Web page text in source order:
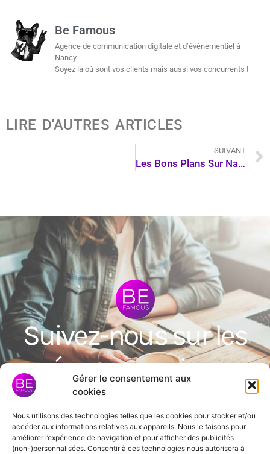
Gérer le consentement aux
cookies
Nous utilisons des technologies telles que les cookies pour stocker et/ou
accéder aux informations relatives aux appareils. Nous le faisons pour
améliorer l’expérience de navigation et pour afficher des publicités
(non-)personnalisées. Consentir à ces technologies nous autorisera à
Be Famous
Agence de communication digitale et d’événementiel à
Nancy.
Soyez là où sont vos clients mais aussi vos concurrents !
LIRE D'AUTRES ARTICLES
SUIVANT
Les Bons Plans Sur Nancy Et Alentours- Patrick Petitjean, Self-Défense
Suivez-nous sur les
réseaux sociaux
N’hésitez pas à liker et à partager nos
réseaux sociaux !